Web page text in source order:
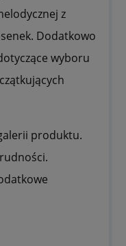
z
Dodatkowo
wyboru
produktu.